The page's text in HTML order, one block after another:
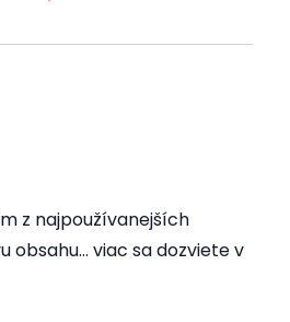
z najpoužívanejších
obsahu… viac sa dozviete v